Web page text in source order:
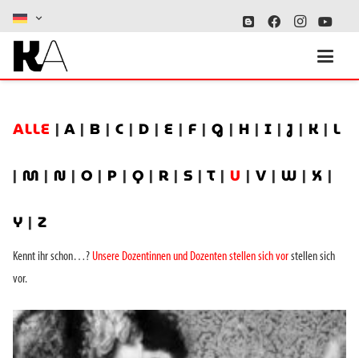
ALLE | A | B | C | D | E | F | G | H | I |J | K | L
| M | N | O | P | Q | R | S | T | U | V | W | X |
Y | Z
Kennt ihr schon…? Unsere Dozentinnen und Dozenten stellen sich vorstellen sich
vor.